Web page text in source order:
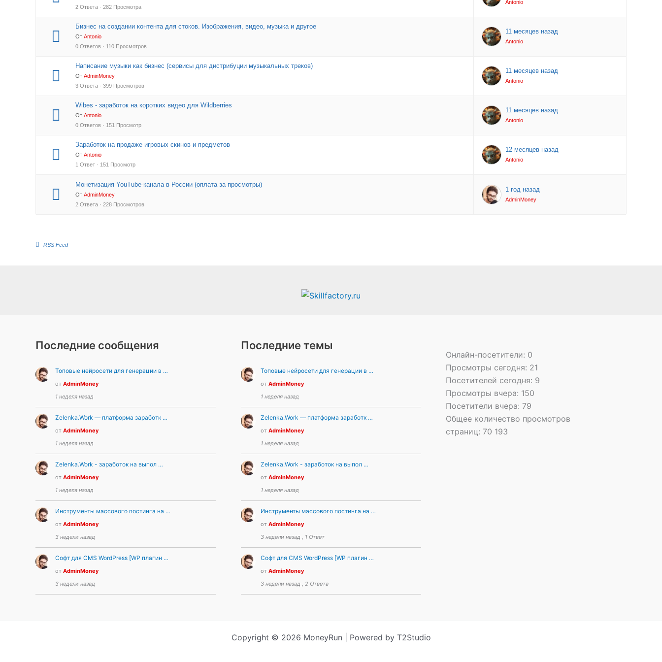
2 Ответа · 282 Просмотра
Antonio
Бизнес на создании контента для стоков. Изображения, видео, музыка и другое
От Antonio
0 Ответов · 110 Просмотров
11 месяцев назад
Antonio
Написание музыки как бизнес (сервисы для дистрибуции музыкальных треков)
От AdminMoney
3 Ответа · 399 Просмотров
11 месяцев назад
Antonio
Wibes - заработок на коротких видео для Wildberries
От Antonio
0 Ответов · 151 Просмотр
11 месяцев назад
Antonio
Заработок на продаже игровых скинов и предметов
От Antonio
1 Ответ · 151 Просмотр
12 месяцев назад
Antonio
Монетизация YouTube-канала в России (оплата за просмотры)
От AdminMoney
2 Ответа · 228 Просмотров
1 год назад
AdminMoney
RSS Feed
Последние сообщения
Топовые нейросети для генерации в …
от AdminMoney
1 неделя назад
Zelenka.Work — платформа заработк …
от AdminMoney
1 неделя назад
Zelenka.Work - заработок на выпол …
от AdminMoney
1 неделя назад
Инструменты массового постинга на …
от AdminMoney
3 недели назад
Софт для CMS WordPress [WP плагин …
от AdminMoney
3 недели назад
Последние темы
Топовые нейросети для генерации в …
от AdminMoney
1 неделя назад
Zelenka.Work — платформа заработк …
от AdminMoney
1 неделя назад
Zelenka.Work - заработок на выпол …
от AdminMoney
1 неделя назад
Инструменты массового постинга на …
от AdminMoney
3 недели назад , 1 Ответ
Софт для CMS WordPress [WP плагин …
от AdminMoney
3 недели назад , 2 Ответа
Онлайн-посетители: 0
Просмотры сегодня: 21
Посетителей сегодня: 9
Просмотры вчера: 150
Посетители вчера: 79
Общее количество просмотров
страниц: 70 193
Copyright © 2026 MoneyRun | Powered by T2Studio